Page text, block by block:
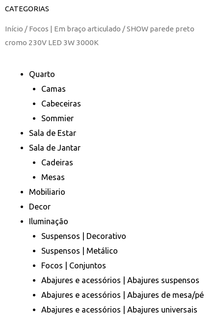
CATEGORIAS
Início / Focos | Em braço articulado / SHOW parede preto
cromo 230V LED 3W 3000K
Quarto
Camas
Cabeceiras
Sommier
Sala de Estar
Sala de Jantar
Cadeiras
Mesas
Mobiliario
Decor
Iluminação
Suspensos | Decorativo
Suspensos | Metálico
Focos | Conjuntos
Abajures e acessórios | Abajures suspensos
Abajures e acessórios | Abajures de mesa/pé
Abajures e acessórios | Abajures universais